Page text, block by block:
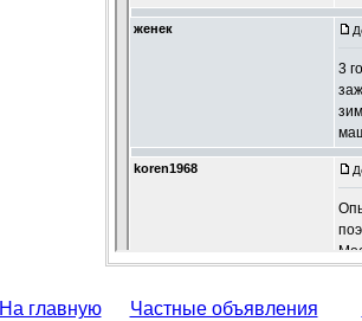
На главную Частные объявления